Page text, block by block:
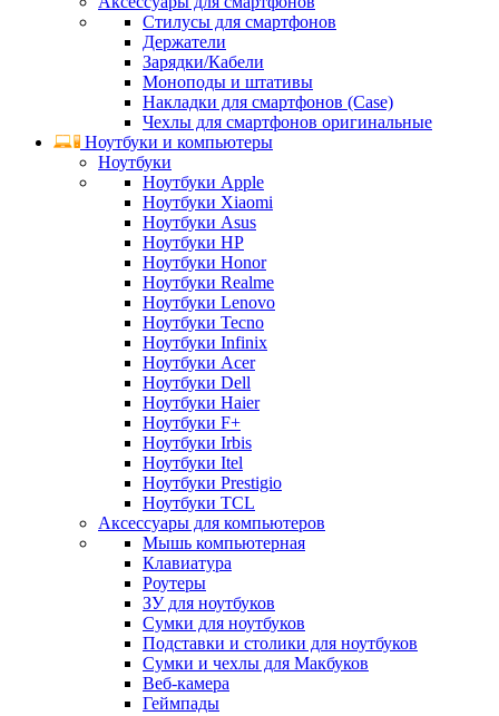
Стилусы для смартфонов
Держатели
Зарядки/Кабели
Моноподы и штативы
Накладки для смартфонов (Case)
Чехлы для смартфонов оригинальные
Ноутбуки и компьютеры
Ноутбуки
Ноутбуки Apple
Ноутбуки Xiaomi
Ноутбуки Asus
Ноутбуки HP
Ноутбуки Honor
Ноутбуки Realme
Ноутбуки Lenovo
Ноутбуки Tecno
Ноутбуки Infinix
Ноутбуки Acer
Ноутбуки Dell
Ноутбуки Haier
Ноутбуки F+
Ноутбуки Irbis
Ноутбуки Itel
Ноутбуки Prestigio
Ноутбуки TCL
Аксессуары для компьютеров
Мышь компьютерная
Клавиатура
Роутеры
ЗУ для ноутбуков
Сумки для ноутбуков
Подставки и столики для ноутбуков
Сумки и чехлы для Макбуков
Веб-камера
Геймпады